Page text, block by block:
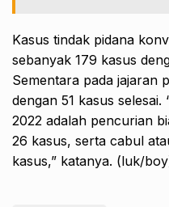
Kasus tindak pidana
sebanyak 179 kasus
Sementara pada jajaran
dengan 51 kasus
2022 adalah pencurian
26 kasus, serta cabul
kasus,” katanya. (luk/